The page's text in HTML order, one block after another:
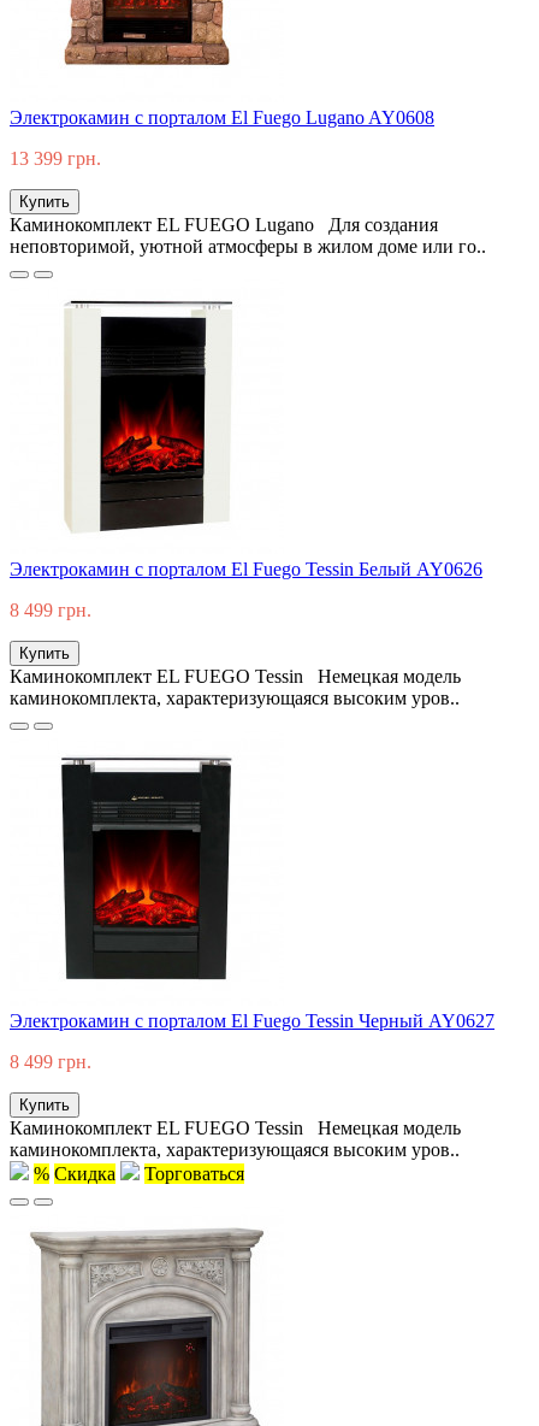
Электрокамин с порталом El Fuego Lugano AY0608
13 399 грн.
Купить
Каминокомплект EL FUEGO Lugano Для создания
неповторимой, уютной атмосферы в жилом доме или го..
Электрокамин с порталом El Fuego Tessin Белый AY0626
8 499 грн.
Купить
Каминокомплект EL FUEGO Tessin Немецкая модель
каминокомплекта, характеризующаяся высоким уров..
Электрокамин с порталом El Fuego Tessin Черный AY0627
8 499 грн.
Купить
Каминокомплект EL FUEGO Tessin Немецкая модель
каминокомплекта, характеризующаяся высоким уров..
% Скидка Торговаться